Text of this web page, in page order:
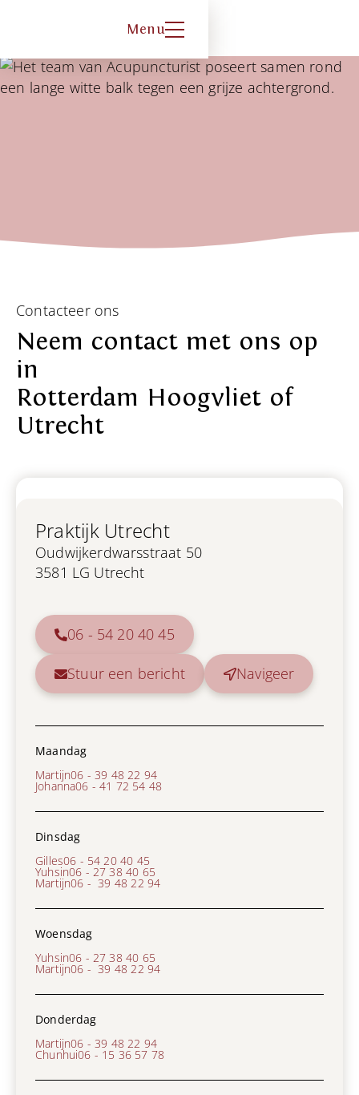
Menu
Contacteer ons
Neem contact met ons op
in
Rotterdam Hoogvliet of
Utrecht
Praktijk Utrecht
Oudwijkerdwarsstraat 50
3581 LG Utrecht
06 - 54 20 40 45
Stuur een bericht Navigeer
Maandag
Martijn06 - 39 48 22 94
Johanna06 - 41 72 54 48
Dinsdag
Gilles06 - 54 20 40 45
Yuhsin06 - 27 38 40 65
Martijn06 - 39 48 22 94
Woensdag
Yuhsin06 - 27 38 40 65
Martijn06 - 39 48 22 94
Donderdag
Martijn06 - 39 48 22 94
Chunhui06 - 15 36 57 78